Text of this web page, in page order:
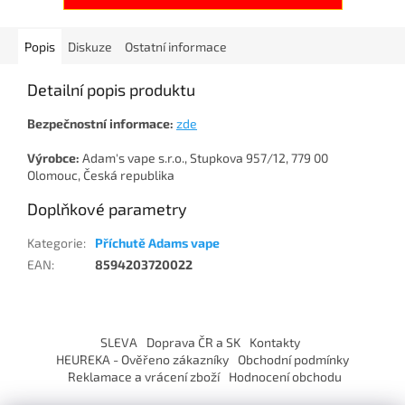
Popis Diskuze Ostatní informace
Detailní popis produktu
Bezpečnostní informace: zde
Výrobce: Adam's vape s.r.o., Stupkova 957/12, 779 00
Olomouc, Česká republika
Doplňkové parametry
Kategorie:
Příchutě Adams vape
EAN: 8594203720022
SLEVA Doprava ČR a SK
Kontakty
HEUREKA - Ověřeno zákazníky
Obchodní podmínky
Reklamace a vrácení zboží
Hodnocení obchodu